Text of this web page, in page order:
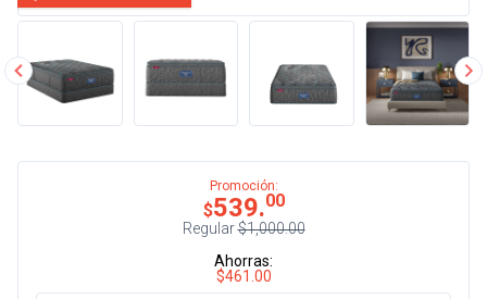
Promoción:
$539.00
Regular$1,000.00
Ahorras:
$461.00